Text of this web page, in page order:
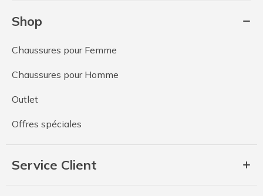
Shop
Chaussures pour Femme
Chaussures pour Homme
Outlet
Offres spéciales
Service Client